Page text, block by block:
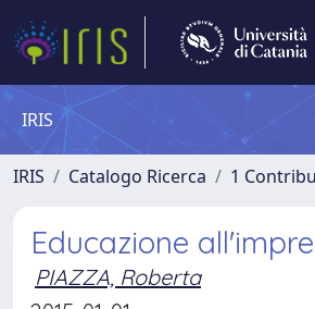
IRIS
IRIS Catalogo Ricerca 1
Educazione
PIAZZA, Roberta